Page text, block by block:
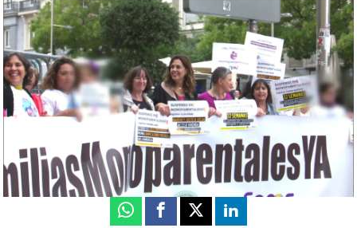
"Las familias biparentales se desgravan 3.400€, las
monoparentales 2.150€. No lo entendemos", la lucha de madres
solteras por conseguir beneficios |Marino Holgado, Javier
González, Jesús Sánchez, Rafa Monterde
Antena 3 Noticias
Publicado: 30 de septiembre de 2022, 17:30
Whatsapp
Facebook
X Linkedin